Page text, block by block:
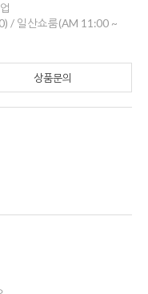
/ 일산쇼룸(AM 11:00 ~
상품문의